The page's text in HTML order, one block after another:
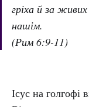
гріха й за
нашім.
(Рим 6:9-11)
Ісус на голгофі